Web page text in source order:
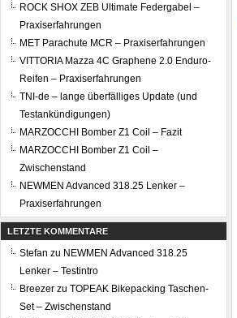
ROCK SHOX ZEB Ultimate Federgabel –
Praxiserfahrungen
MET Parachute MCR – Praxiserfahrungen
VITTORIA Mazza 4C Graphene 2.0 Enduro-
Reifen – Praxiserfahrungen
TNI-de – lange überfälliges Update (und
Testankündigungen)
MARZOCCHI Bomber Z1 Coil – Fazit
MARZOCCHI Bomber Z1 Coil –
Zwischenstand
NEWMEN Advanced 318.25 Lenker –
Praxiserfahrungen
LETZTE KOMMENTARE
Stefan zu NEWMEN Advanced 318.25
Lenker – Testintro
Breezer zu TOPEAK Bikepacking Taschen-
Set – Zwischenstand